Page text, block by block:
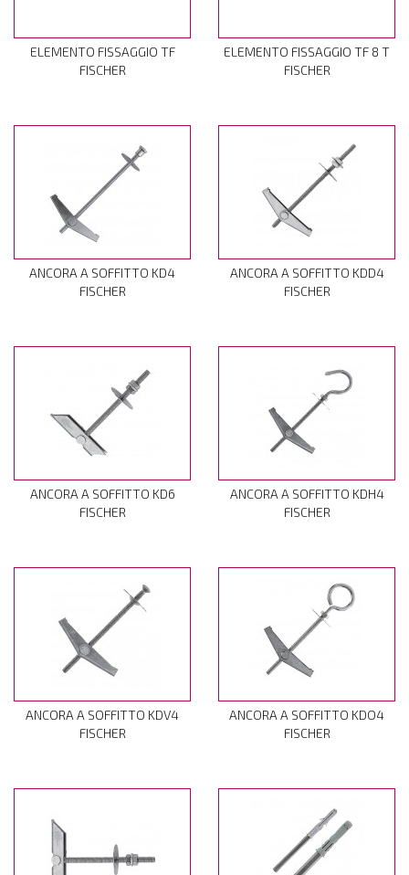
ELEMENTO FISSAGGIO TF
FISCHER
ELEMENTO FISSAGGIO TF 8 T
FISCHER
ANCORA A SOFFITTO KD4
FISCHER
ANCORA A SOFFITTO KDD4
FISCHER
ANCORA A SOFFITTO KD6
FISCHER
ANCORA A SOFFITTO KDH4
FISCHER
ANCORA A SOFFITTO KDV4
FISCHER
ANCORA A SOFFITTO KDO4
FISCHER